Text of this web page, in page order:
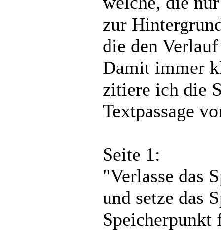
zur
die den
Damit immer
zitiere ich die
Textpassage
Seite 1:
"Verlasse das
und setze das
Speicherpunkt